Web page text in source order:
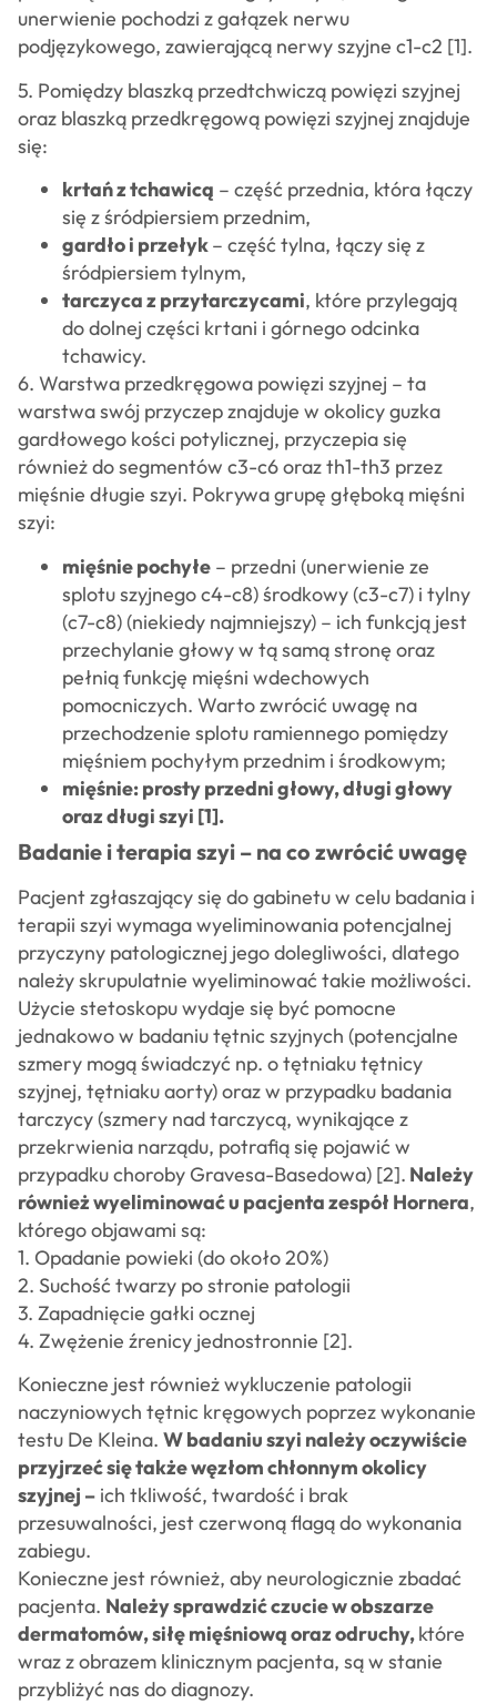
unerwienie pochodzi z gałązek nerwu
podjęzykowego, zawierającą nerwy szyjne c1-c2 [1].
5. Pomiędzy blaszką przedtchwiczą powięzi szyjnej
oraz blaszką przedkręgową powięzi szyjnej znajduje
się:
krtań z tchawicą – część przednia, która łączy
się z śródpiersiem przednim,
gardło i przełyk– część tylna, łączy się z
śródpiersiem tylnym,
tarczyca z przytarczycami, które przylegają
do dolnej części krtani i górnego odcinka
tchawicy.
6. Warstwa przedkręgowa powięzi szyjnej – ta
warstwa swój przyczep znajduje w okolicy guzka
gardłowego kości potylicznej, przyczepia się
również do segmentów c3-c6 oraz th1-th3 przez
mięśnie długie szyi. Pokrywa grupę głęboką mięśni
szyi:
mięśnie pochyłe – przedni (unerwienie ze
splotu szyjnego c4-c8) środkowy (c3-c7) i tylny
(c7-c8) (niekiedy najmniejszy) – ich funkcją jest
przechylanie głowy w tą samą stronę oraz
pełnią funkcję mięśni wdechowych
pomocniczych. Warto zwrócić uwagę na
przechodzenie splotu ramiennego pomiędzy
mięśniem pochyłym przednim i środkowym;
mięśnie: prosty przedni głowy, długi głowy
oraz długi szyi [1].
Badanie i terapia szyi – na co zwrócić uwagę
Pacjent zgłaszający się do gabinetu w celu badania i
terapii szyi wymaga wyeliminowania potencjalnej
przyczyny patologicznej jego dolegliwości, dlatego
należy skrupulatnie wyeliminować takie możliwości.
Użycie stetoskopu wydaje się być pomocne
jednakowo w badaniu tętnic szyjnych (potencjalne
szmery mogą świadczyć np. o tętniaku tętnicy
szyjnej, tętniaku aorty) oraz w przypadku badania
tarczycy (szmery nad tarczycą, wynikające z
przekrwienia narządu, potrafią się pojawić w
przypadku choroby Gravesa-Basedowa) [2]. Należy
również wyeliminować u pacjenta zespół Hornera,
którego objawami są:
1. Opadanie powieki (do około 20%)
2. Suchość twarzy po stronie patologii
3. Zapadnięcie gałki ocznej
4. Zwężenie źrenicy jednostronnie [2].
Konieczne jest również wykluczenie patologii
naczyniowych tętnic kręgowych poprzez wykonanie
testu De Kleina. W badaniu szyi należy oczywiście
przyjrzeć się także węzłom chłonnym okolicy
szyjnej – ich tkliwość, twardość i brak
przesuwalności, jest czerwoną flagą do wykonania
zabiegu.
Konieczne jest również, aby neurologicznie zbadać
pacjenta. Należy sprawdzić czucie w obszarze
dermatomów, siłę mięśniową oraz odruchy,które
wraz z obrazem klinicznym pacjenta, są w stanie
przybliżyć nas do diagnozy.